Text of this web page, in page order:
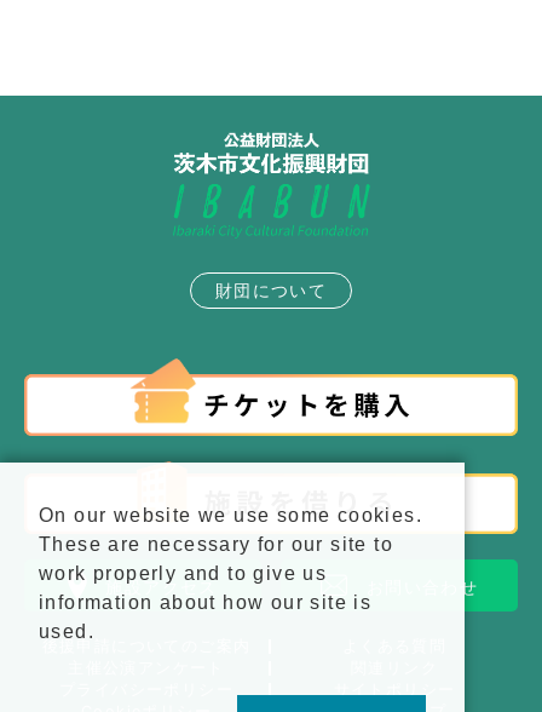
財団について
施設アクセス お問い合わせ
On our website we use some cookies.
These are necessary for our site to
work properly and to give us
information about how our site is
used.